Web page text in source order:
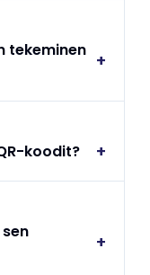
tekeminen +
koodit? +
+